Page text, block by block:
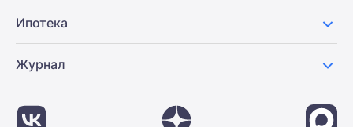
Ипотека
Журнал